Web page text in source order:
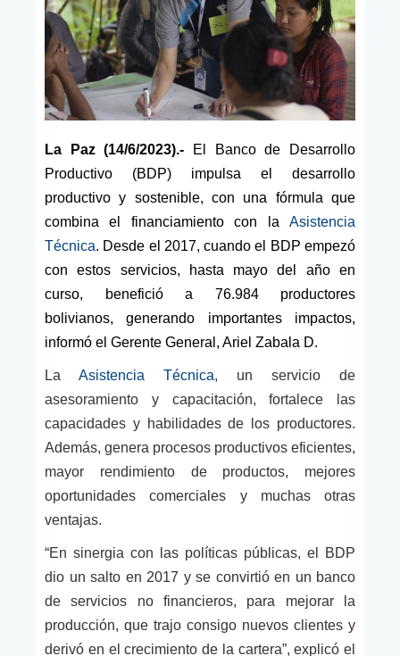
La Paz (14/6/2023).-
El Banco de Desarrollo
Productivo (BDP) impulsa el desarrollo
productivo y sostenible, con una fórmula que
combina el financiamiento con
laAsistencia
Técnica. Desde el 2017, cuando el BDP empezó
con estos servicios, hasta mayo del año en
curso, benefició a 76.984 productores
bolivianos, generando importantes impactos,
informó el Gerente General, Ariel Zabala D.
La Asistencia Técnica, un servicio de
asesoramiento y capacitación, fortalece las
capacidades y habilidades de los productores.
Además, genera procesos productivos eficientes,
mayor rendimiento de productos, mejores
oportunidades comerciales y muchas otras
ventajas.
“En sinergia con las políticas públicas, el BDP
dio un salto en 2017 y se convirtió en un banco
de servicios no financieros, para mejorar la
producción, que trajo consigo nuevos clientes y
derivó en el crecimiento de la cartera”, explicó el